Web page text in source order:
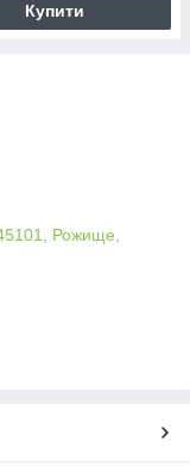
Купити
Рожище,